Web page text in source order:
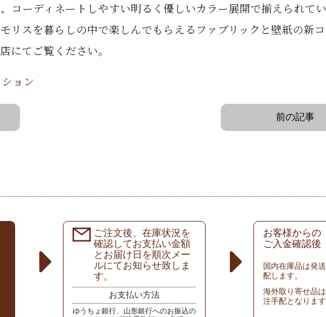
コーディネートしやすい明るく優しいカラー展開で揃えられてい
リスを暮らしの中で楽しんでもらえるファブリックと壁紙の新
にてご覧ください。
ョン
前の記事
ご注文後、在庫状況を
確認してお支払い金額
とお届け日を順次メー
ルにてお知らせ致しま
す。
お支払い方法
ゆうちょ銀行、山形銀行へのお振込の
お客様からの
ご入金確認後
国内在庫品は発
配します。
海外取り寄せ品
注手配となります